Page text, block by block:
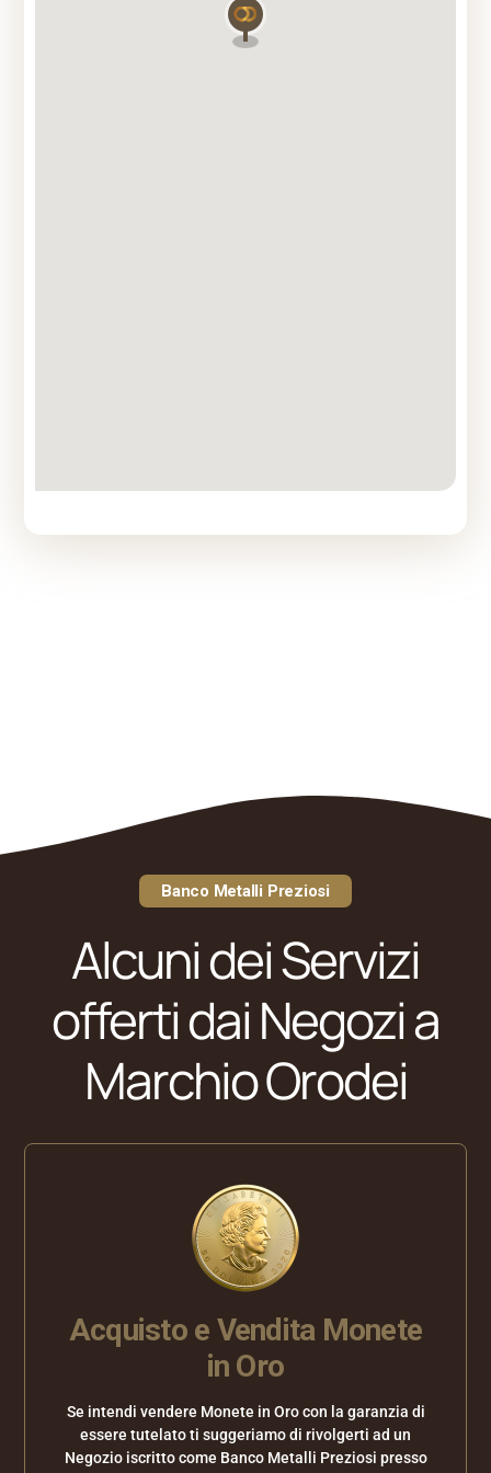
Banco Metalli Preziosi
Alcuni dei Servizi
offerti dai Negozi a
Marchio Orodei
Acquisto e Vendita Monete
in Oro
Se intendi vendere Monete in Oro con la garanzia di
essere tutelato ti suggeriamo di rivolgerti ad un
Negozio iscritto come Banco Metalli Preziosi presso